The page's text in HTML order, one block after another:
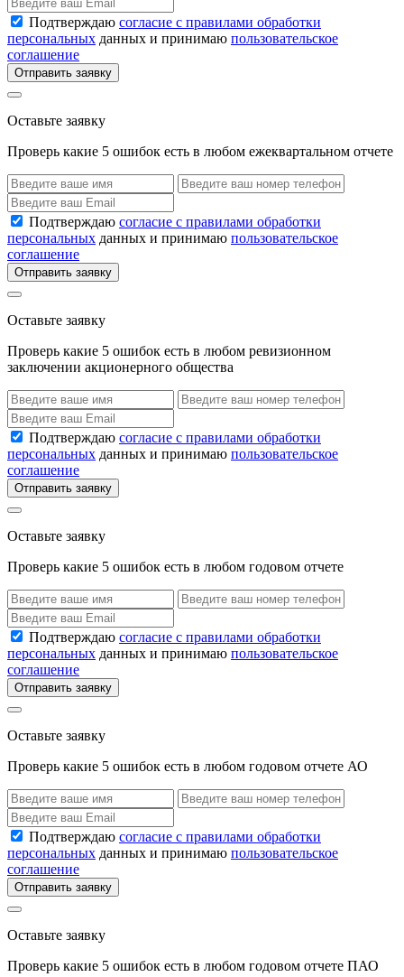
Подтверждаю согласие с правилами обработки
персональных данных и принимаю пользовательское
соглашение
Отправить заявку
Оставьте заявку
Проверь какие 5 ошибок есть в любом ежеквартальном отчете
Подтверждаю согласие с правилами обработки
персональных данных и принимаю пользовательское
соглашение
Отправить заявку
Оставьте заявку
Проверь какие 5 ошибок есть в любом ревизионном
заключении акционерного общества
Подтверждаю согласие с правилами обработки
персональных данных и принимаю пользовательское
соглашение
Отправить заявку
Оставьте заявку
Проверь какие 5 ошибок есть в любом годовом отчете
Подтверждаю согласие с правилами обработки
персональных данных и принимаю пользовательское
соглашение
Отправить заявку
Оставьте заявку
Проверь какие 5 ошибок есть в любом годовом отчете АО
Подтверждаю согласие с правилами обработки
персональных данных и принимаю пользовательское
соглашение
Отправить заявку
Оставьте заявку
Проверь какие 5 ошибок есть в любом годовом отчете ПАО